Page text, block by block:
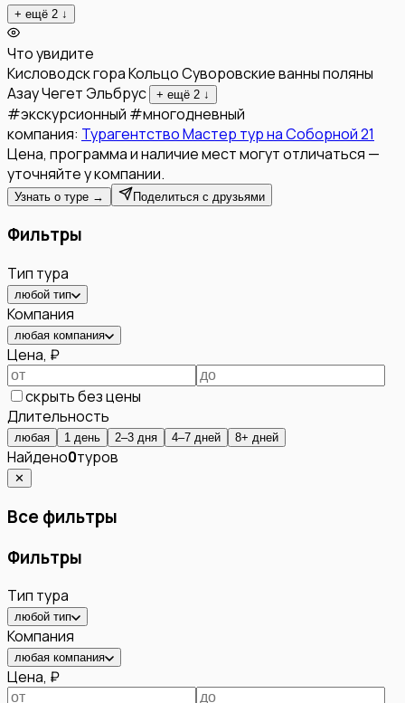
+ ещё 2 ↓
Что увидите
Кисловодскгора КольцоСуворовские ванныполяны
АзауЧегет Эльбрус + ещё 2 ↓
#экскурсионный #многодневный
компания: Турагентство Мастер тур на Соборной 21
Цена, программа и наличие мест могут отличаться —
уточняйте у компании.
Узнать о туре → Поделиться с друзьями
Фильтры
Тип тура
любой тип
Компания
любая компания
Цена, ₽
скрыть без цены
Длительность
любая 1 день 2–3 дня 4–7 дней 8+ дней
Найдено0туров
✕
Все фильтры
Фильтры
Тип тура
любой тип
Компания
любая компания
Цена, ₽